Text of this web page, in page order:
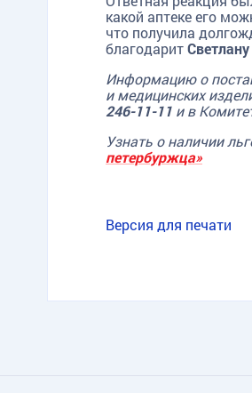
какой аптеке его
что получила
благодарит
Информацию о
и медицинских
246-11-11 и в
Узнать о наличии
петербуржца»
Версия для печати